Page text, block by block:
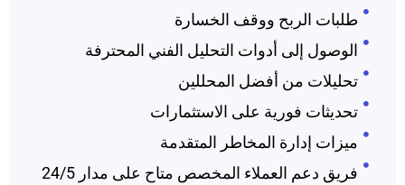
طلبات الربح ووقف الخسارة
الوصول إلى أدوات التحليل الفني المحترفة
تحليلات من أفضل المحللين
تحديثات فورية على الاستثمارات
ميزات إدارة المخاطر المتقدمة
فريق دعم العملاء المخصص متاح على مدار 24/5